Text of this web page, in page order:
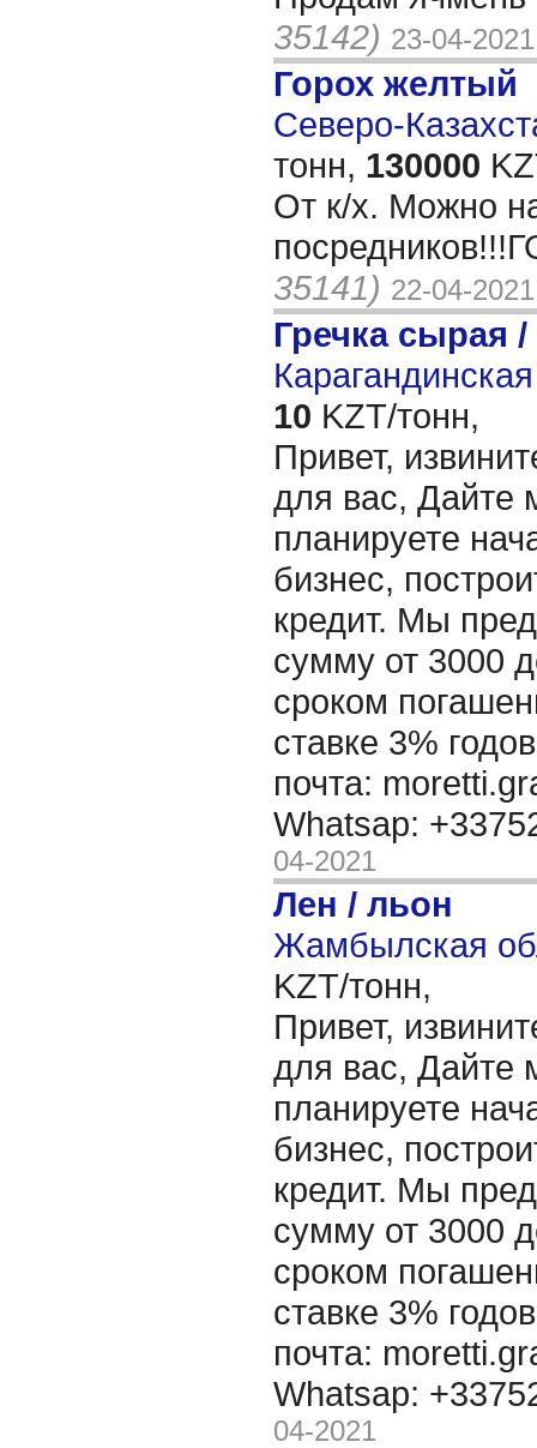
35142) 23-04-2021
Горох желтый
Северо-
тонн, 130000
От к/х. Можно
35141) 22-04-2021
Гречка сырая /
10 KZT/тонн,
Привет,
для вас, Дайте
планируете
бизнес,
кредит. Мы
сумму от 3000
сроком
ставке 3%
почта:
Whatsap:
04-2021
Лен / льон
Жамбылская
KZT/тонн,
Привет,
для вас, Дайте
планируете
бизнес,
кредит. Мы
сумму от 3000
сроком
ставке 3%
почта:
Whatsap:
04-2021